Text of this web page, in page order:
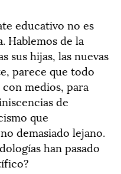
educativo no es
Hablemos de la
sus hijas, las nuevas
parece que todo
medios, para
de
que
demasiado lejano.
han pasado